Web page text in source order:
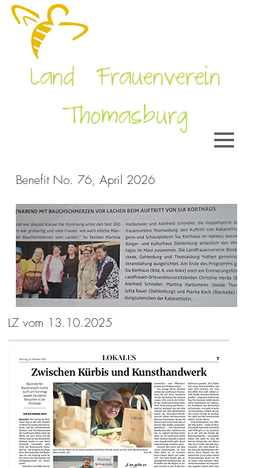
Land Frauenverein
Thomasburg
Benefit No. 76, April 2026
LZ vom 13.10.2025